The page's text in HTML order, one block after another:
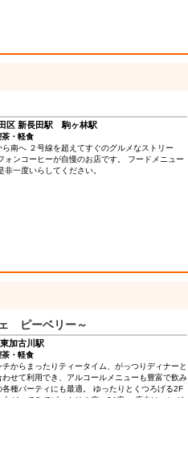
区 新長田駅 駒ヶ林駅
・軽食
ら南へ ２号線を超えてすぐのグルメなストリー
ォンコーヒーが自慢のお店です。 フードメニュー
非一度いらしてください。
ピーベリー～
加古川駅
・軽食
チからまったりティータイム、がっつりディナーと
わせて利用でき、アルコールメニューも豊富で飲み
各種パーティにも最適。 ゆったりとくつろげる2F
上がってみてビックリの広々24席。 店内はマンガ